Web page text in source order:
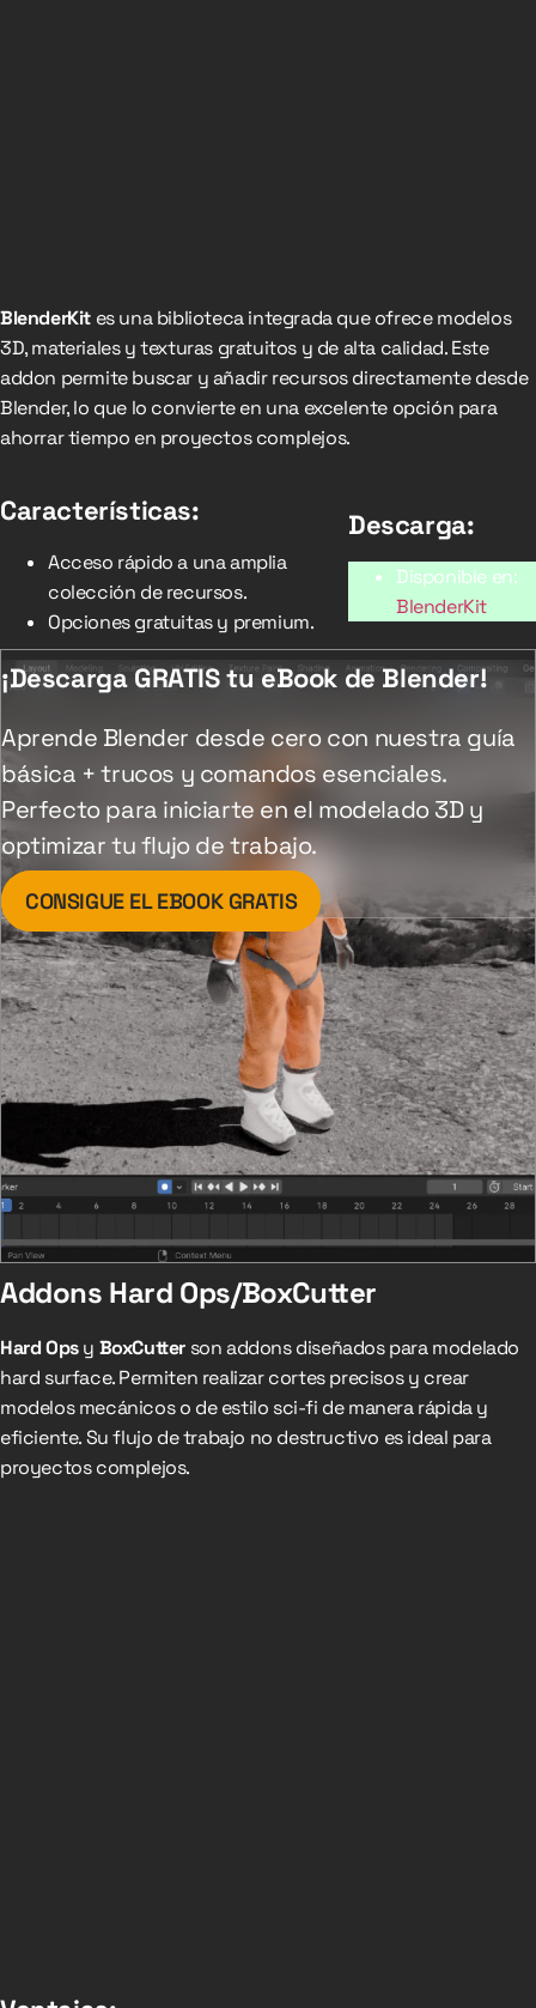
BlenderKit es una biblioteca integrada que ofrece modelos
3D, materiales y texturas gratuitos y de alta calidad. Este
addon permite buscar y añadir recursos directamente desde
Blender, lo que lo convierte en una excelente opción para
ahorrar tiempo en proyectos complejos.
Características:
Acceso rápido a una amplia
colección de recursos.
Opciones gratuitas y premium.
Descarga:
Disponible en:
BlenderKit
¡Descarga GRATIS tu eBook de Blender!
Aprende Blender desde cero con nuestra guía
básica + trucos y comandos esenciales.
Perfecto para iniciarte en el modelado 3D y
optimizar tu flujo de trabajo.
CONSIGUE EL EBOOK GRATIS
Addons Hard Ops/BoxCutter
Hard Opsy BoxCutter son addons diseñados para modelado
hard surface. Permiten realizar cortes precisos y crear
modelos mecánicos o de estilo sci-fi de manera rápida y
eficiente. Su flujo de trabajo no destructivo es ideal para
proyectos complejos.